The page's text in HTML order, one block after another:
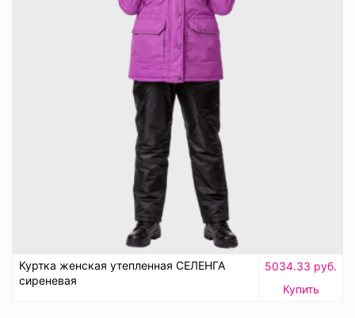
Куртка женская утепленная СЕЛЕНГА
сиреневая
5034.33 руб.
Купить